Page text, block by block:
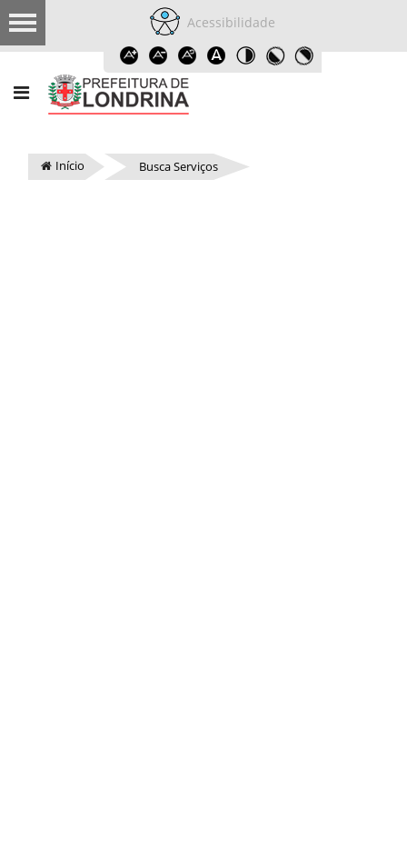
Acessibilidade
Início Busca Serviços